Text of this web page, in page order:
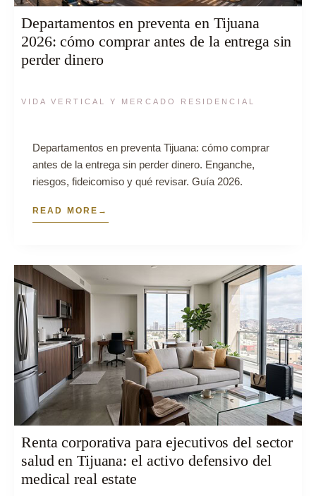
Departamentos en preventa en Tijuana
2026: cómo comprar antes de la entrega sin
perder dinero
VIDA VERTICAL Y MERCADO RESIDENCIAL
Departamentos en preventa Tijuana: cómo comprar
antes de la entrega sin perder dinero. Enganche,
riesgos, fideicomiso y qué revisar. Guía 2026.
READ MORE
Renta corporativa para ejecutivos del sector
salud en Tijuana: el activo defensivo del
medical real estate